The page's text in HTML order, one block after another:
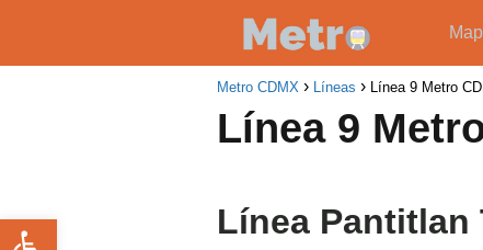
Metro CDMX Líneas Línea 9 Metro
Línea 9
Línea Pantitlan
Abrir barra de herramientas